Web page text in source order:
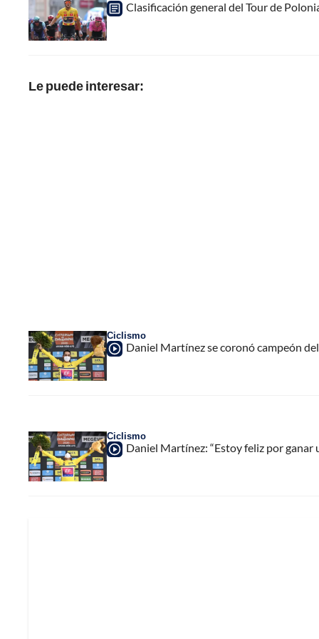
Clasificación general del Tour de
Le puede interesar:
Ciclismo
Daniel Martínez se coronó campeón
Ciclismo
Daniel Martínez: “Estoy feliz por ganar